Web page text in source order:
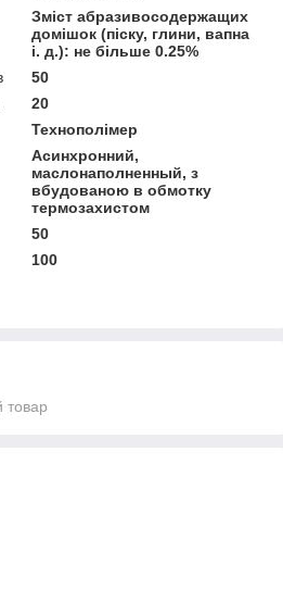
Зміст абразивосодержащих
домішок (піску, глини, вапна
і. д.): не більше 0.25%
50
20
Технополімер
Асинхронний,
маслонаполненный, з
вбудованою в обмотку
термозахистом
50
100
товар